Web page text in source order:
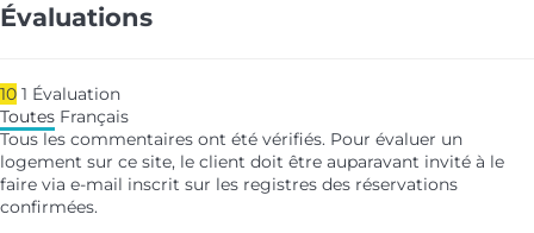
Évaluations
10 1 Évaluation
Toutes Français
Tous les commentaires ont été vérifiés. Pour évaluer un
logement sur ce site, le client doit être auparavant invité à le
faire via e-mail inscrit sur les registres des réservations
confirmées.